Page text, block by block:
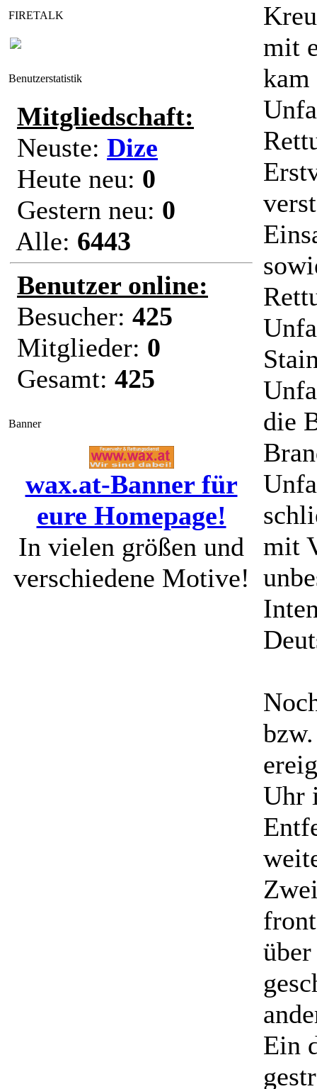
FIRETALK
Benutzerstatistik
Mitgliedschaft:
Neuste: Dize
Heute neu: 0
Gestern neu: 0
Alle: 6443
Benutzer online:
Besucher: 425
Mitglieder: 0
Gesamt: 425
Banner
wax.at-Banner für
eure Homepage!
In vielen größen und
verschiedene Motive!
mit
kam
die
mit
Uhr
Ein